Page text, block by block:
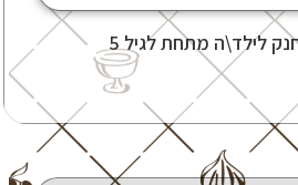
לילד\ה מתחת לגיל 5